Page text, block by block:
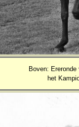
Boven:
het